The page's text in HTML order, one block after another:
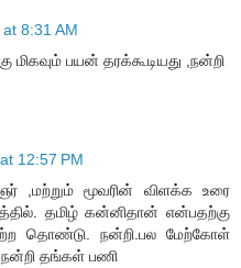
8:31 AM
மிகவும் பயன் தரக்கூடியது ,நன்றி
12:57 PM
,மற்றும் மூவரின் விளக்க உரை
தமிழ் கன்னிதான் என்பதற்கு
தொண்டு. நன்றி.பல மேற்கோள்
தங்கள் பணி